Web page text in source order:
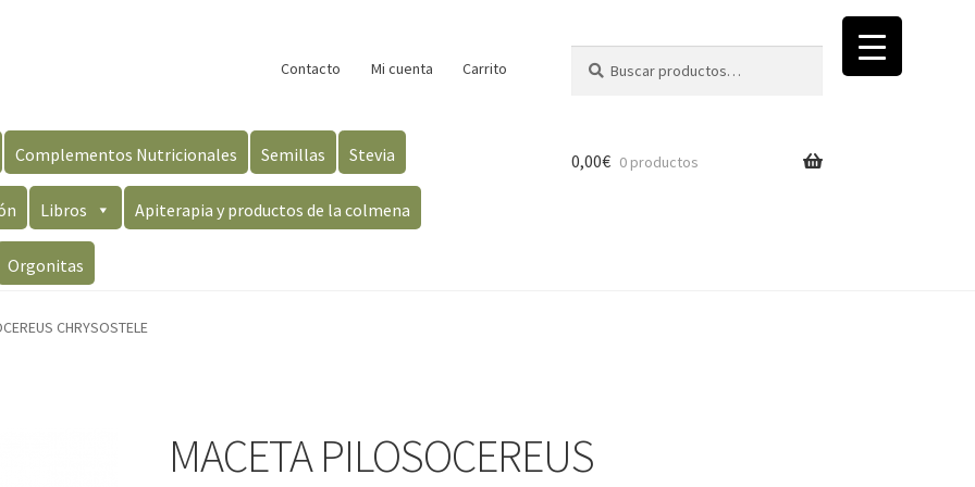
Contacto Mi cuenta Carrito
por:
Complementos Nutricionales Semillas Stevia
Libros Apiterapia y productos de la colmena
Orgonitas
0,00€ 0 productos
CHRYSOSTELE
MACETA PILOSOCEREUS